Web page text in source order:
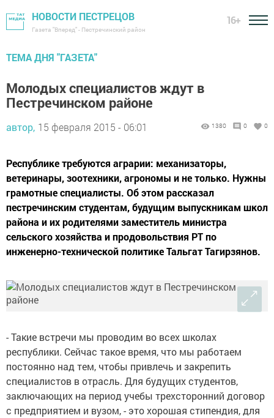
НОВОСТИ ПЕСТРЕЦОВ
Газета "Вперед" - Пестречинский район
16+
ТЕМА ДНЯ "ГАЗЕТА"
Молодых специалистов ждут в
Пестречинском районе
автор, 15 февраля 2015 - 06:01 1380 0 0
Республике требуются аграрии: механизаторы,
ветеринары, зоотехники, агрономы и не только. Нужны
грамотные специалисты. Об этом рассказал
пестречинским студентам, будущим выпускникам школ
района и их родителями заместитель министра
сельского хозяйства и продовольствия РТ по
инженерно-технической политике Тальгат Тагирзянов.
- Такие встречи мы проводим во всех школах
республики. Сейчас такое время, что мы работаем
постоянно над тем, чтобы привлечь и закрепить
специалистов в отрасль. Для будущих студентов,
заключающих на период учебы трехсторонний договор
с предприятием и вузом, - это хорошая стипендия, для